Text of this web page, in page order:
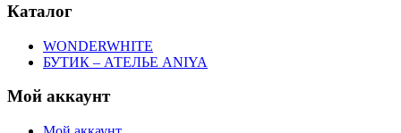
Каталог
WONDERWHITE
БУТИК – АТЕЛЬЕ ANIYA
Мой аккаунт